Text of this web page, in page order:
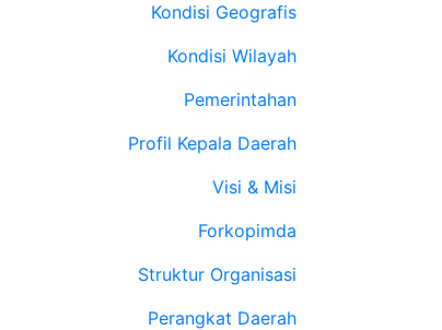
Kondisi Geografis
Kondisi Wilayah
Pemerintahan
Profil Kepala Daerah
Visi & Misi
Forkopimda
Struktur Organisasi
Perangkat Daerah